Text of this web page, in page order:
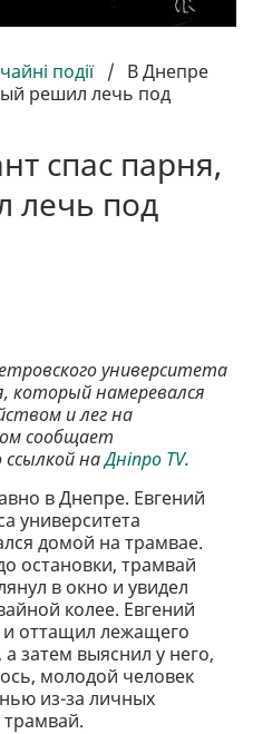
події / В Днепре
решил лечь под
спас парня,
лечь под
университета
который намеревался
и лег на
сообщает
ссылкой наДніпро TV.
в Днепре. Евгений
университета
домой на трамвае.
остановки, трамвай
в окно и увидел
колее. Евгений
оттащил лежащего
затем выяснил у него,
молодой человек
из-за личных